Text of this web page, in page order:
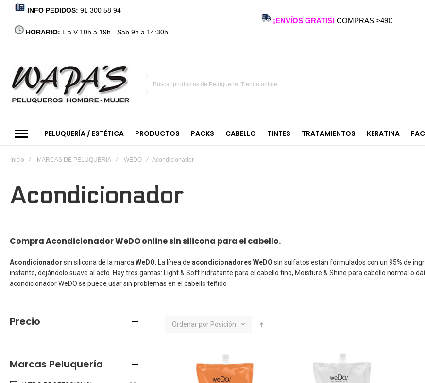
INFO PEDIDOS: 91 300 58 94
HORARIO: L a V 10h a 19h - Sab 9h a 14:30h
¡ENVÍOS GRATIS! COMPRAS >49€
PELUQUERÍA / ESTÉTICA PRODUCTOS PACKS CABELLO TINTES TRATAMIENTOS KERATINA
Inicio MARCAS DE PELUQUERIA WEDO Acondicionador
Acondicionador
Compra Acondicionador WeDO online sin silicona para el cabello.
Acondicionador sin silicona de la marca WeDO . La línea de acondicionadores WeDO sin sulfatos están formulados con un 95% de
instante, dejándolo suave al acto. Hay tres gamas: Light & Soft hidratante para el cabello fino, Moisture & Shine para cabello normal o
acondicionador WeDO se puede usar sin problemas en el cabello teñido
Ordenar por Posición
Precio
Marcas Peluquería